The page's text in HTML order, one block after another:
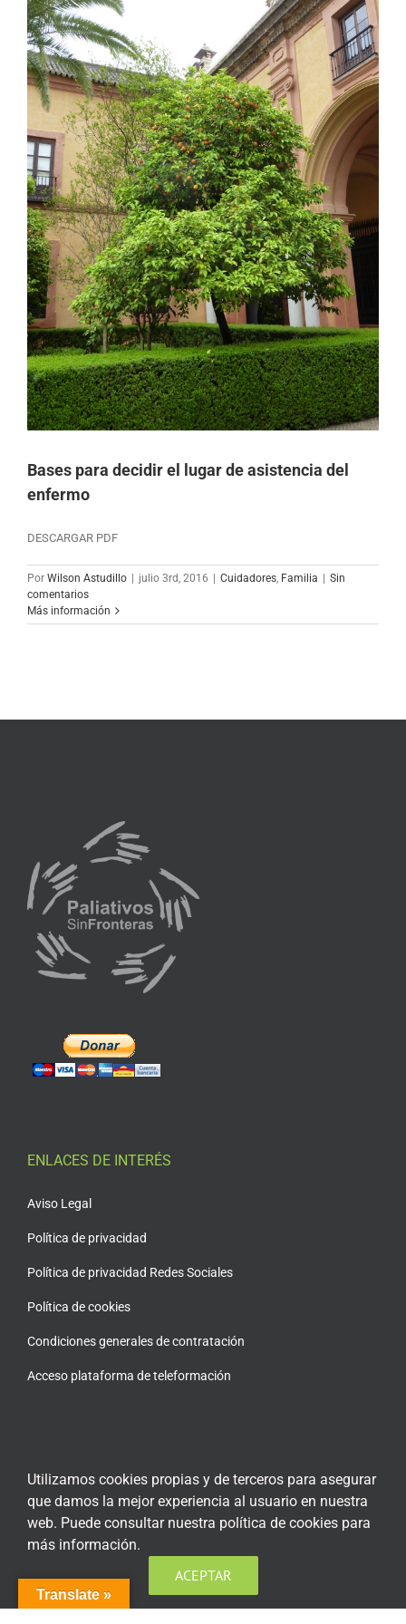
Bases para decidir el lugar de asistencia del
enfermo
DESCARGAR PDF
Por Wilson Astudillo julio 3rd, 2016 Cuidadores, Familia
Sin
comentarios
Más información
ENLACES DE INTERÉS
Aviso Legal
Política de privacidad
Política de privacidad Redes Sociales
Política de cookies
Condiciones generales de contratación
Acceso plataforma de teleformación
ENCUÉNTRANOS EN LAS REDES SOCIALES
Translate »
Utilizamos cookies propias y de terceros para asegurar
que damos la mejor experiencia al usuario en nuestra
web. Puede consultar nuestra política de cookies para
más información.
ACEPTAR